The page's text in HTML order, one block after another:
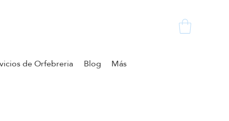
de Orfebreria Blog Más